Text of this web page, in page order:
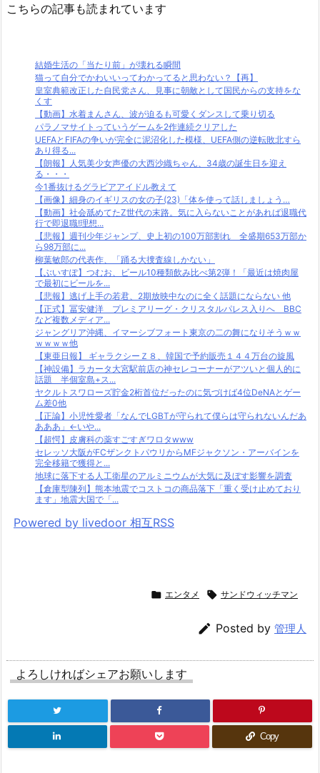
こちらの記事も読まれています
結婚生活の「当たり前」が壊れる瞬間
猫って自分でかわいいってわかってると思わない？【再】
皇室典範改正した自民党さん、見事に朝敵として国民からの支持をな
くす
【動画】水着まんさん、波が迫るも可愛くダンスして乗り切る
パラノマサイトっていうゲームを2作連続クリアした
UEFAとFIFAの争いが完全に泥沼化した模様、UEFA側の逆転敗北すら
あり得る...
【朗報】人気美少女声優の大西沙織ちゃん、34歳の誕生日を迎え
る・・・
今1番抜けるグラビアアイドル教えて
【画像】細身のイギリスの女の子(23)「体を使って話しましょう…
【動画】社会舐めてたZ世代の末路。気に入らないことがあれば退職代
行で即退職!理想...
【悲報】週刊少年ジャンプ、史上初の100万部割れ 全盛期653万部か
ら98万部に...
柳葉敏郎の代表作、「踊る大捜査線しかない」
【ぶいすぽ】つむお、ビール10種類飲み比べ第2弾！「最近は焼肉屋
で最初にビールを...
【悲報】逃げ上手の若君、2期放映中なのに全く話題にならない 他
【正式】冨安健洋 プレミアリーグ・クリスタルパレス入りへ BBC
など複数メディア...
ジャングリア沖縄、イマーシブフォート東京の二の舞になりそうｗｗ
ｗｗｗｗ他
【東亜日報】 ギャラクシーＺ８、韓国で予約販売１４４万台の旋風
【神設備】ラカータ大宮駅前店の神セレコーナーがアツいと個人的に
話題 半個室島+ス...
ヤクルトスワローズ貯金2桁首位だったのに気づけば4位DeNAとゲー
ム差0他
【正論】小児性愛者「なんでLGBTが守られて僕らは守られないんだあ
あああ」←いや...
【超愕】皮膚科の薬すごすぎワロタwww
セレッソ大阪がFCザンクトパウリからMFジャクソン・アーバインを
完全移籍で獲得と...
地球に落下する人工衛星のアルミニウムが大気に及ぼす影響を調査
【倉庫型陳列】熊本地震でコストコの商品落下「重く受け止めており
ます」地震大国で「...
Powered by livedoor 相互RSS
 エンタメ  サンドウィッチマン
 Posted by 管理人
よろしければシェアお願いします
Copy